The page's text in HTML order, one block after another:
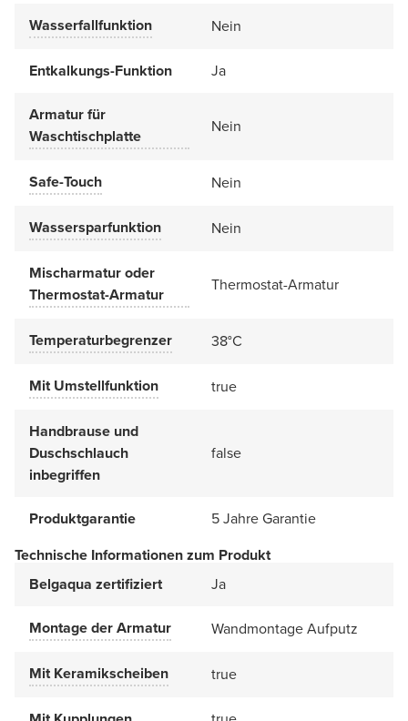
Wasserfallfunktion Nein
Entkalkungs-Funktion Ja
Armatur für
Waschtischplatte
Nein
Safe-Touch Nein
Wassersparfunktion Nein
Mischarmatur oder
Thermostat-Armatur
Thermostat-Armatur
Temperaturbegrenzer 38°C
Mit Umstellfunktion true
Handbrause und
Duschschlauch
inbegriffen
false
Produktgarantie
5 Jahre Garantie
Technische Informationen zum Produkt
Belgaqua zertifiziert
Ja
Montage der Armatur Wandmontage Aufputz
Mit Keramikscheiben true